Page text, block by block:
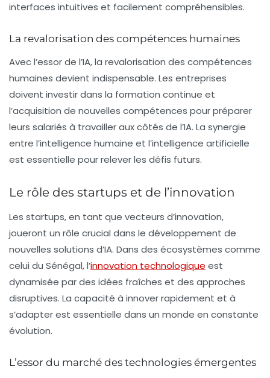
interfaces intuitives et facilement compréhensibles.
La revalorisation des compétences humaines
Avec l’essor de l’IA, la revalorisation des compétences
humaines devient indispensable. Les entreprises
doivent investir dans la formation continue et
l’acquisition de nouvelles compétences pour préparer
leurs salariés à travailler aux côtés de l’IA. La synergie
entre l’intelligence humaine et l’intelligence artificielle
est essentielle pour relever les défis futurs.
Le rôle des startups et de l’innovation
Les startups, en tant que vecteurs d’innovation,
joueront un rôle crucial dans le développement de
nouvelles solutions d’IA. Dans des écosystèmes comme
celui du Sénégal, l’innovation technologique est
dynamisée par des idées fraîches et des approches
disruptives. La capacité à innover rapidement et à
s’adapter est essentielle dans un monde en constante
évolution.
L’essor du marché des technologies émergentes